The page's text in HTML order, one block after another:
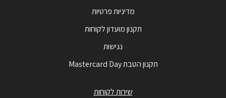
מדיניות פרטיות
תקנון מועדון לקוחות
נגישות
תקנון הטבת Mastercard Day
שירות לקוחות